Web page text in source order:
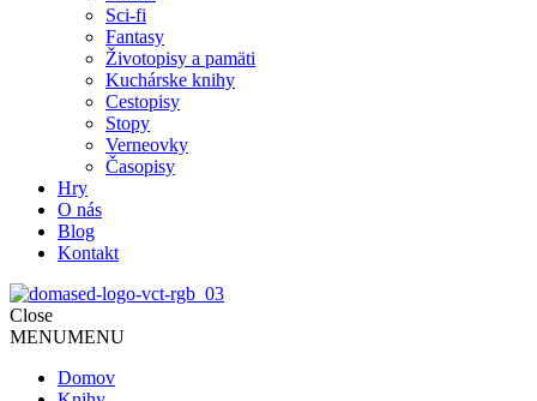
Sci-fi
Fantasy
Životopisy a pamäti
Kuchárske knihy
Cestopisy
Stopy
Verneovky
Časopisy
Hry
O nás
Blog
Kontakt
Close
MENUMENU
Domov